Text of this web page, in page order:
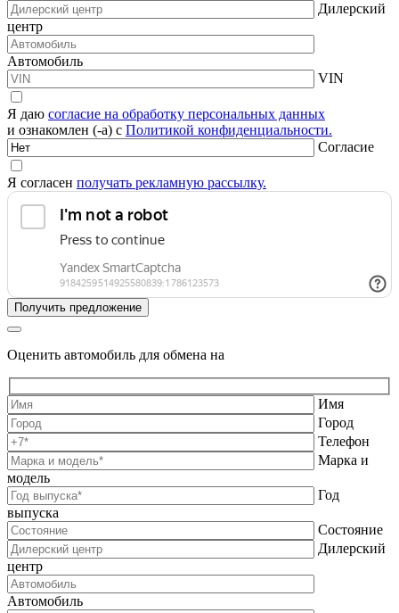
Дилерский
центр
Автомобиль
VIN
Я даю согласие на обработку персональных данных
и ознакомлен (-а) с Политикой конфиденциальности.
Согласие
Я согласен получать рекламную рассылку.
Оценить автомобиль для обмена на
Имя
Город
Телефон
Марка и
модель
Год
выпуска
Состояние
Дилерский
центр
Автомобиль